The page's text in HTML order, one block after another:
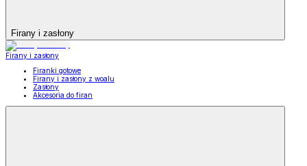
Firany i zasłony
Firany i zasłony
Firanki gotowe
Firany i zasłony z woalu
Zasłony
Akcesoria do firan